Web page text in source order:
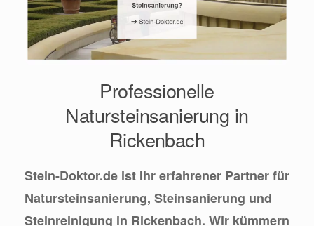
Professionelle
Natursteinsanierung in
Rickenbach
Stein-Doktor.de ist Ihr erfahrener Partner für
Natursteinsanierung, Steinsanierung und
Steinreinigung in Rickenbach. Wir kümmern